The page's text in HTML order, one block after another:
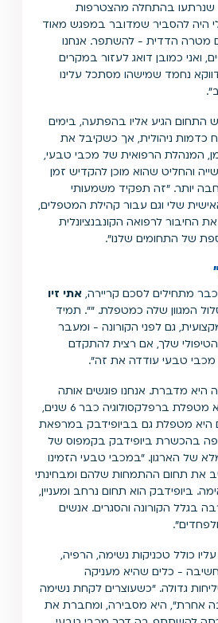
שנרתעו בהתחלה מהצטרפות
היה להסביר שמדובר במפגש מאוד
מטרה הדדית - להשתפר. אנחנו
ואני כמובן דואג לעזור במקרים
נחמד שמישהו מסתכל עלינו
התחום הגיע אליו בהפתעה, בימים
ניהולית, אך כשקיבל את
המנהלת הרפואית של מכבי טבעי,
והחליט שהוא מוכן להקדיש זמן
יותר. "זה תפקיד משמעותי
שלי וגם עבור קהילת המטפלים,
החיבור לרפואה הקונבנציונלית
של התחומים שלנו".
מתחילים לסכם קריירה, אתי זיו
המגוון שלה כמטפלת. "". תמיד
גם לפני הקורונה - ומעבר
שלך, אם רצית להתקדם
טבעי עודדה את זה".
היא מדברת. אנחנו פוגשים אותה
מטפלת ברפלקסולוגיה
כבר 6 שנים,
היא מטפלת גם בביופידבק במרפאת
בהכשרת ביופידבק בקמפוס של
של הארגון. "במכבי טבעי הזמינו
את תחום ההתמחות שלהם ומבחינתי
ביופידבק הוא תחום נרחב ומעניין,
בגלל הקורונה והסגרים. אנשים
כולל טכניקות נשימה, הרפיה,
חשיבה - כלים שהיא מעניקה
גדולה. "כשעוצרים לקחת נשימה
אחרת", היא מסבירה, ומחברת את